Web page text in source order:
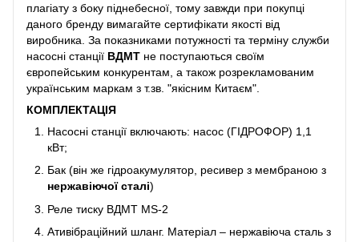
плагіату з боку піднебесної, тому завжди при покупці
даного бренду вимагайте сертифікати якості від
виробника. За показниками потужності та терміну служби
насосні станції ВДМТ не поступаються своїм
європейським конкурентам, а також розрекламованим
українським маркам з т.зв. "якісним Китаєм".
КОМПЛЕКТАЦІЯ
Насосні станції включають: насос (ГІДРОФОР) 1,1
кВт;
Бак (він же гідроакумулятор, ресивер з мембраною з
нержавіючої сталі)
Реле тиску ВДМТ MS-2
Ативібраційний шланг. Матеріал – нержавіюча сталь з